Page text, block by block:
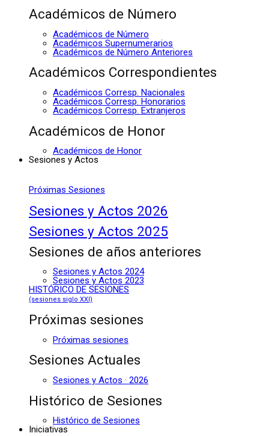
Académicos de Número
Académicos de Número
Académicos Supernumerarios
Académicos de Número Anteriores
Académicos Correspondientes
Académicos Corresp. Nacionales
Académicos Corresp. Honorarios
Académicos Corresp. Extranjeros
Académicos de Honor
Académicos de Honor
Sesiones y Actos
Próximas Sesiones
Sesiones y Actos 2026
Sesiones y Actos 2025
Sesiones de años anteriores
Sesiones y Actos 2024
Sesiones y Actos 2023
HISTÓRICO DE SESIONES
(sesiones siglo XXI)
Próximas sesiones
Próximas sesiones
Sesiones Actuales
Sesiones y Actos · 2026
Histórico de Sesiones
Histórico de Sesiones
Iniciativas